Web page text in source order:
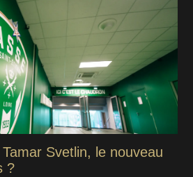
Svetlin, le nouveau
?